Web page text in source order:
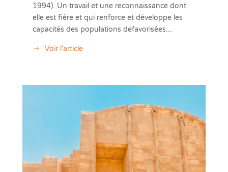
1994). Un travail et une reconnaissance dont
elle est fière et qui renforce et développe les
capacités des populations défavorisées...
Voir l'article